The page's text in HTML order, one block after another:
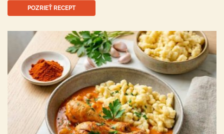
POZRIEŤ RECEPT